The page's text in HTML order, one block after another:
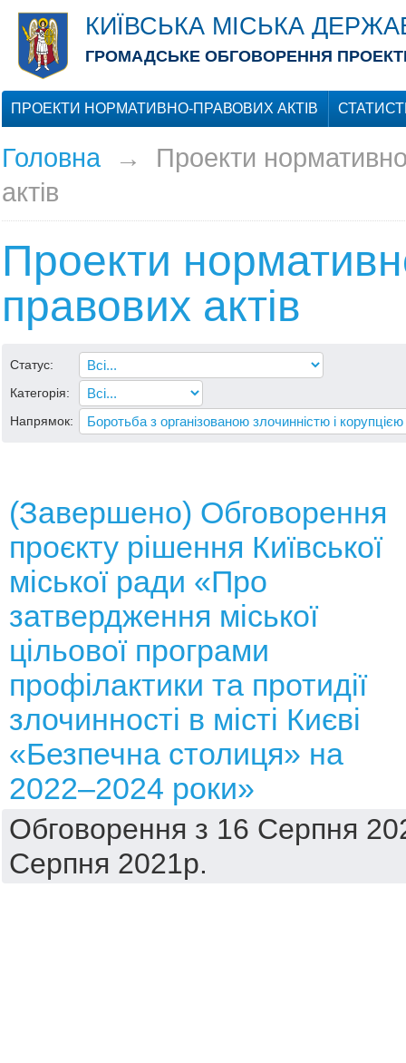
КИЇВСЬКА МІСЬКА
ГРОМАДСЬКЕ ОБГОВОРЕННЯ
ПРОЕКТИ НОРМАТИВНО-ПРАВОВИХ АКТІВ
Головна→ Проекти
актів
Проекти
правових актів
Статус:
Категорія:
Напрямок:
(Завершено) Обговорення
проєкту рішення Київської
міської ради «Про
затвердження міської
цільової програми
профілактики та протидії
злочинності в місті Києві
«Безпечна столиця» на
2022‒2024 роки»
Обговорення з 16 Серпня
Серпня 2021р.